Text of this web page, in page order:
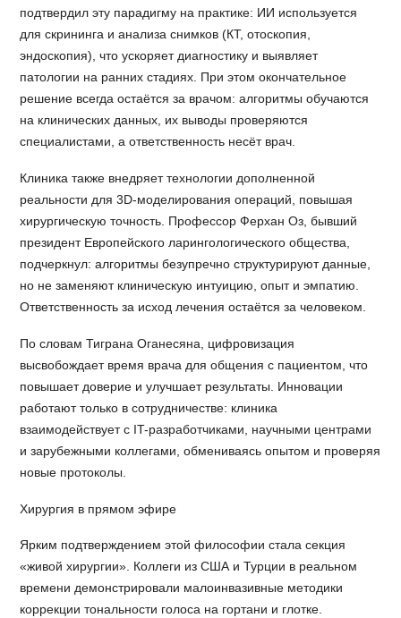
подтвердил эту парадигму на практике: ИИ используется
для скрининга и анализа снимков (КТ, отоскопия,
эндоскопия), что ускоряет диагностику и выявляет
патологии на ранних стадиях. При этом окончательное
решение всегда остаётся за врачом: алгоритмы обучаются
на клинических данных, их выводы проверяются
специалистами, а ответственность несёт врач.
Клиника также внедряет технологии дополненной
реальности для 3D-моделирования операций, повышая
хирургическую точность. Профессор Ферхан Оз, бывший
президент Европейского ларингологического общества,
подчеркнул: алгоритмы безупречно структурируют данные,
но не заменяют клиническую интуицию, опыт и эмпатию.
Ответственность за исход лечения остаётся за человеком.
По словам Тиграна Оганесяна, цифровизация
высвобождает время врача для общения с пациентом, что
повышает доверие и улучшает результаты. Инновации
работают только в сотрудничестве: клиника
взаимодействует с IT-разработчиками, научными центрами
и зарубежными коллегами, обмениваясь опытом и проверяя
новые протоколы.
Хирургия в прямом эфире
Ярким подтверждением этой философии стала секция
«живой хирургии». Коллеги из США и Турции в реальном
времени демонстрировали малоинвазивные методики
коррекции тональности голоса на гортани и глотке.